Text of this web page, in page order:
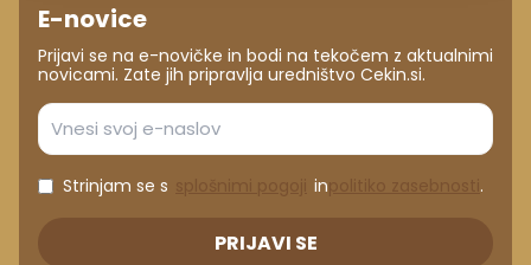
E-novice
Prijavi se na e-novičke in bodi na tekočem z aktualnimi
novicami. Zate jih pripravlja uredništvo Cekin.si.
Strinjam se s in .
PRIJAVI SE